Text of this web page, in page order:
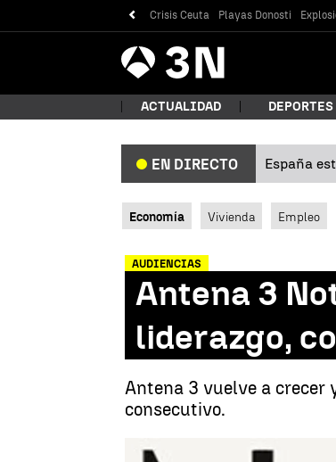
Crisis Ceuta Playas Donosti
Antena
3 Noticias
ACTUALIDAD DEPORTES
EN DIRECTO España
Economía Vivienda Empleo
AUDIENCIAS
Antena 3
liderazgo,
Antena 3 vuelve a crecer
consecutivo.